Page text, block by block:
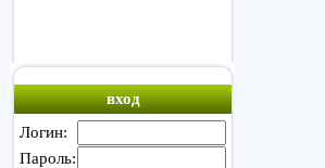
вход
Логин:
Пароль: